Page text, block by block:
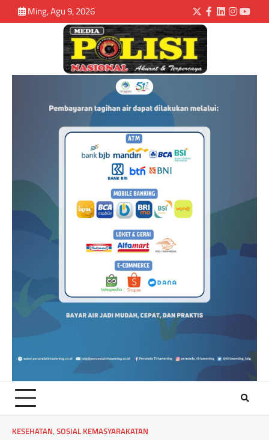
Ming, Agu 9, 2026
KESEHATAN, SOSIAL KEMASYARAKATAN